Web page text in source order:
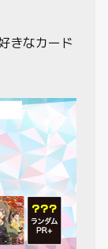
きなカード